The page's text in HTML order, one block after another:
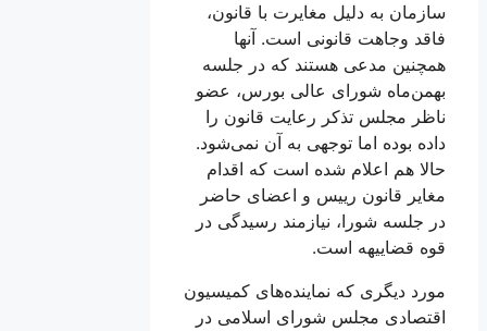
سازمان به دلیل مغایرت با قانون،
فاقد وجاهت قانونی است. آنها
همچنین مدعی هستند که در جلسه
بهمن‌ماه شورای عالی بورس، عضو
ناظر مجلس تذکر رعایت قانون را
داده بوده اما توجهی به آن نمی‌شود.
حالا هم اعلام شده است که اقدام
مغایر قانون رییس و اعضای حاضر
در جلسه شورا، نیازمند رسیدگی در
قوه قضاییهه است.
مورد دیگری که نماینده‌های کمیسیون
اقتصادی مجلس شورای اسلامی در